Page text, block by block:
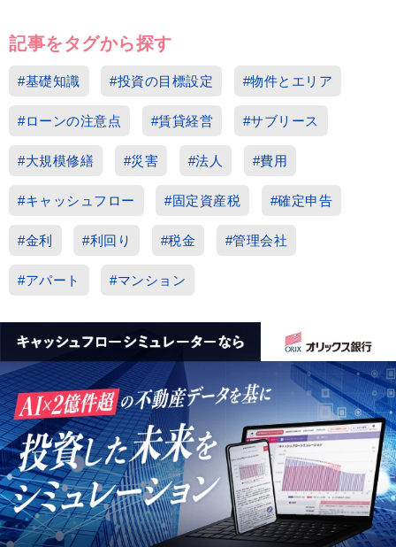
記事をタグから探す
#基礎知識 #投資の目標設定 #物件とエリア
#ローンの注意点 #賃貸経営 #サブリース
#大規模修繕 #災害 #法人 #費用
#キャッシュフロー #固定資産税 #確定申告
#金利 #利回り #税金 #管理会社
#アパート #マンション